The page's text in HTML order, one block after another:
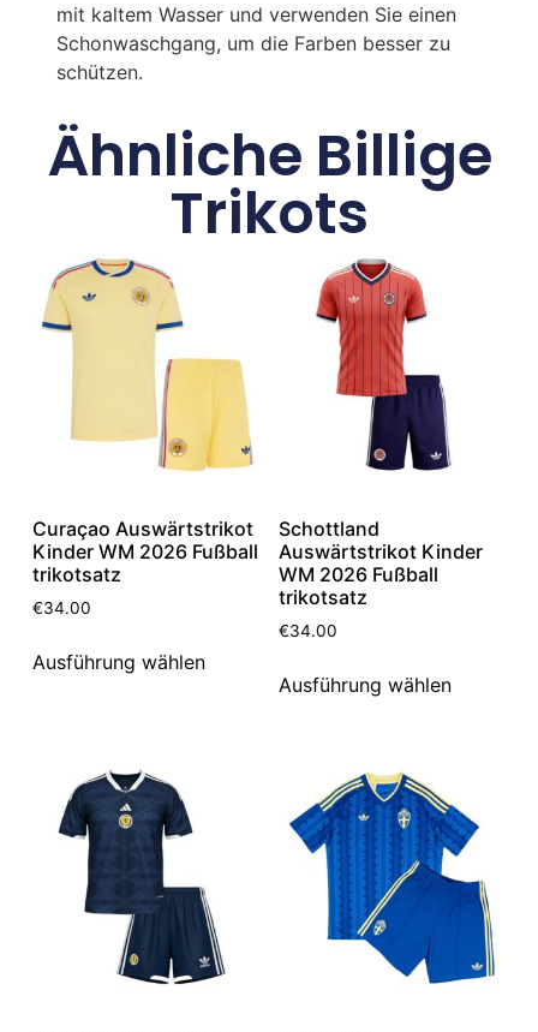
mit kaltem Wasser und verwenden Sie einen
Schonwaschgang, um die Farben besser zu
schützen.
Ähnliche Billige
Trikots
Curaçao Auswärtstrikot
Kinder WM 2026 Fußball
trikotsatz
€34.00
Ausführung wählen
Schottland
Auswärtstrikot Kinder
WM 2026 Fußball
trikotsatz
€34.00
Ausführung wählen